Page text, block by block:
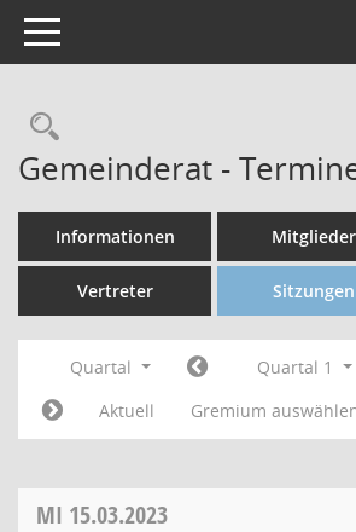
Toggle navigation
Gemeinderat -
Informationen Mitglieder
Vertreter Sitzungen
Quartal Quartal 1
Aktuell
Gremium
MI 15.03.2023